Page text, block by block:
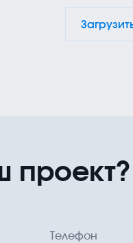
проект?
Телефон